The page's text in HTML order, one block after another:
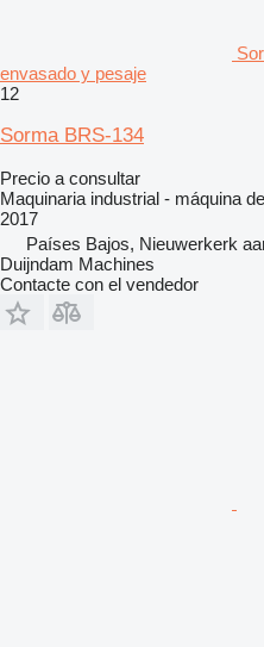
envasado y pesaje
12
Sorma BRS-134
Precio a consultar
Maquinaria industrial - máquina
2017
Países Bajos, Nieuwerkerk
Duijndam Machines
Contacte con el vendedor